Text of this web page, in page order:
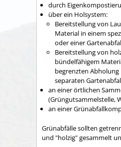
durch
über ein Holsystem:
Bereitstellung von
Material in einem
oder einer
Bereitstellung von
bündelfähigem
begrenzten Abholung
separaten
an einer örtlichen
(Grüngutsammelstelle,
an einer
Grünabfälle sollten
und "holzig" gesammelt